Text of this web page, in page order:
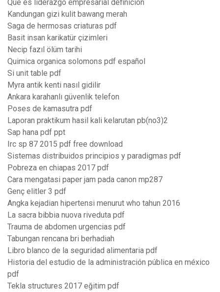
Que es liderazgo empresarial definicion
Kandungan gizi kulit bawang merah
Saga de hermosas criaturas pdf
Basit insan karikatür çizimleri
Necip fazıl ölüm tarihi
Quimica organica solomons pdf español
Si unit table pdf
Myra antik kenti nasıl gidilir
Ankara karahanlı güvenlik telefon
Poses de kamasutra pdf
Laporan praktikum hasil kali kelarutan pb(no3)2
Sap hana pdf ppt
Irc sp 87 2015 pdf free download
Sistemas distribuidos principios y paradigmas pdf
Pobreza en chiapas 2017 pdf
Cara mengatasi paper jam pada canon mp287
Genç elitler 3 pdf
Angka kejadian hipertensi menurut who tahun 2016
La sacra bibbia nuova riveduta pdf
Trauma de abdomen urgencias pdf
Tabungan rencana bri berhadiah
Libro blanco de la seguridad alimentaria pdf
Historia del estudio de la administración pública en méxico
pdf
Tekla structures 2017 eğitim pdf